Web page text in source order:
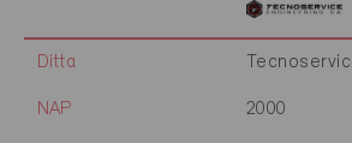
Ditta
NAP 2000